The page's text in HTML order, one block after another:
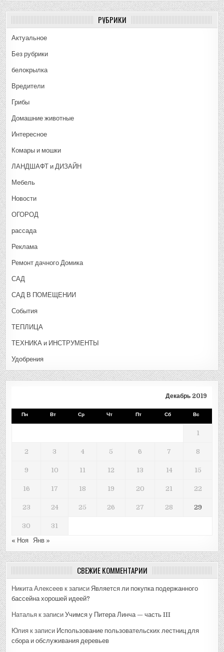
РУБРИКИ
Актуальное
Без рубрики
белокрылка
Вредители
Грибы
Домашние животные
Интересное
Комары и мошки
ЛАНДШАФТ и ДИЗАЙН
Мебель
Новости
ОГОРОД
рассада
Реклама
Ремонт дачного Домика
САД
САД В ПОМЕЩЕНИИ
События
ТЕПЛИЦА
ТЕХНИКА и ИНСТРУМЕНТЫ
Удобрения
Декабрь 2019
Пн Вт Ср Чт Пт Сб Вс
1
2 3 4 5 6 7 8
9 10 11 12 13 14 15
16 17 18 19 20 21 22
23 24 25 26 27 28 29
30
31
« Ноя
Янв »
СВЕЖИЕ КОММЕНТАРИИ
Никита Алексеев к записи Является ли покупка подержанного
бассейна хорошей идеей?
Наталья к записиУчимся у Питера Линча — часть III
Юлия к записи Использование пользовательских лестниц для
сбора и обслуживания деревьев